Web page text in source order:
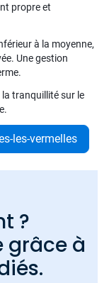
propre et
à la moyenne,
Une gestion
tranquillité sur le
les-vermelles
?
grâce à